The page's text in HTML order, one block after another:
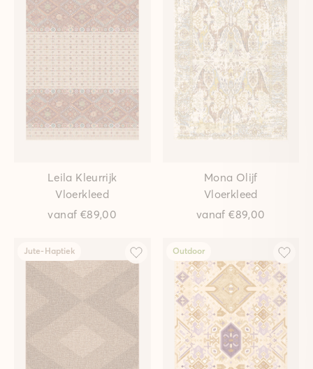
Leila Kleurrijk
Vloerkleed
vanaf €89,00
Mona Olijf
Vloerkleed
vanaf€89,00
Jute-Haptiek Outdoor